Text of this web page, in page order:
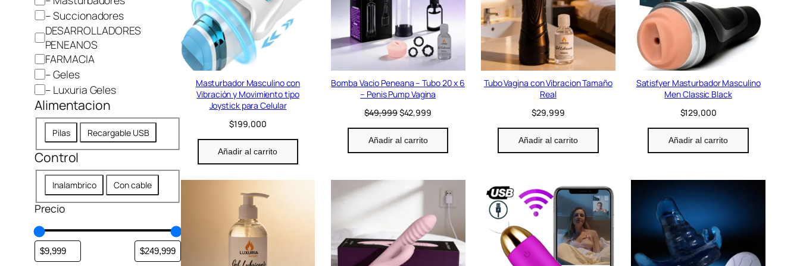
o
í
a
– Succionadores
DESARROLLADORES
PENEANOS
FARMACIA
– Geles
– Luxuria Geles
Alimentacion
l
i
m
n
t
a
c
i
Pilas Recargable USB
Control
o
n
r
o
Inalambrico Con cable
Precio
Masturbador Masculino con
Vibración y Movimiento tipo
Joystick para Celular
$199,000
Añadir al carrito
f
e
Bomba Vacio Peneana – Tubo 20 x 6
– Penis Pump Vagina
$49,999E
p
r
e
o
o
g
i
n
$42,999E
e
i
c
t
u
a
Añadir al carrito
Tubo Vagina con Vibracion Tamaño
Real
$29,999
Añadir al carrito
Satisfyer Masturbador Masculino
Men Classic Black
$129,000
Añadir al carrito